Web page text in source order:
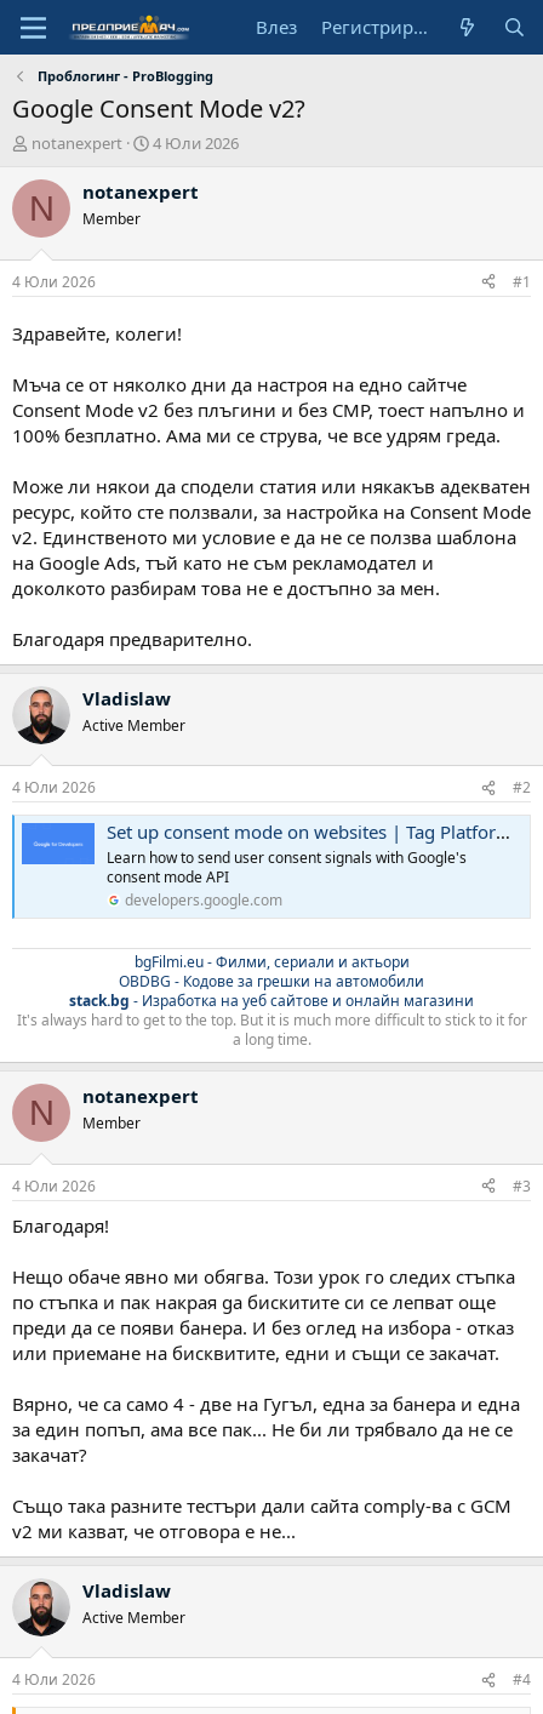
Влез Регистрирай се
Проблогинг - ProBlogging
Google Consent Mode v2?
А
т
о
notanexpert
Н
ч
д
т
4 Юли 2026
N notanexpert
Member
4 Юли 2026 #1
Здравейте, колеги!
Мъча се от няколко дни да настроя на едно сайтче
Consent Mode v2 без плъгини и без CMP, тоест напълно и
100% безплатно. Ама ми се струва, че все удрям греда.
Може ли някои да сподели статия или някакъв адекватен
ресурс, който сте ползвали, за настройка на Consent Mode
v2. Единственото ми условие е да не се ползва шаблона
на Google Ads, тъй като не съм рекламодател и
доколкото разбирам това не е достъпно за мен.
Благодаря предварително.
Vladislaw
Active Member
4 Юли 2026 #2
Set up consent mode on websites | Tag Platform | Google for Developers
Learn how to send user consent signals with Google's
consent mode API
developers.google.com
bgFilmi.eu - Филми, сериали и актьори
OBDBG - Кодове за грешки на автомобили
stack.bg - Изработка на уеб сайтове и онлайн магазини
It's always hard to get to the top. But it is much more difficult to stick to it for
a long time.
N notanexpert
Member
4 Юли 2026 #3
Благодаря!
Нещо обаче явно ми обягва. Този урок го следих стъпка
по стъпка и пак накрая ga бискитите си се лепват още
преди да се появи банера. И без оглед на избора - отказ
или приемане на бисквитите, едни и същи се закачат.
Вярно, че са само 4 - две на Гугъл, една за банера и една
за един попъп, ама все пак... Не би ли трябвало да не се
закачат?
Също така разните тестъри дали сайта comply-ва с GCM
v2 ми казват, че отговора е не...
Vladislaw
Active Member
4 Юли 2026 #4